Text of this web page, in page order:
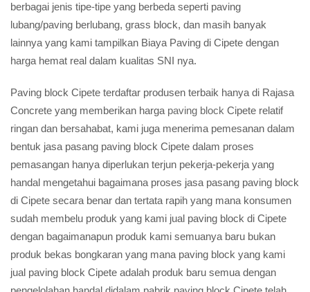
berbagai jenis tipe-tipe yang berbeda seperti paving
lubang/paving berlubang, grass block, dan masih banyak
lainnya yang kami tampilkan Biaya Paving di Cipete dengan
harga hemat real dalam kualitas SNI nya.
Paving block Cipete terdaftar produsen terbaik hanya di Rajasa
Concrete yang memberikan harga paving block Cipete relatif
ringan dan bersahabat, kami juga menerima pemesanan dalam
bentuk jasa pasang paving block Cipete dalam proses
pemasangan hanya diperlukan terjun pekerja-pekerja yang
handal mengetahui bagaimana proses jasa pasang paving block
di Cipete secara benar dan tertata rapih yang mana konsumen
sudah membelu produk yang kami jual paving block di Cipete
dengan bagaimanapun produk kami semuanya baru bukan
produk bekas bongkaran yang mana paving block yang kami
jual paving block Cipete adalah produk baru semua dengan